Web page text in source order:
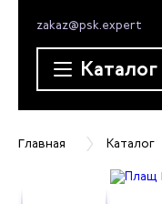
zakaz@psk.expert
Каталог
Главная Каталог